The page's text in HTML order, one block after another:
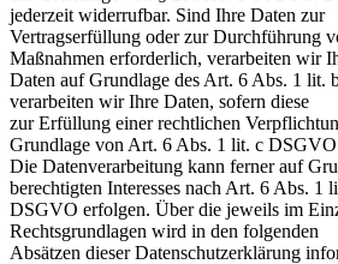
jederzeit widerrufbar. Sind Ihre Daten zur
Vertragserfüllung oder zur Durchführung
Maßnahmen erforderlich, verarbeiten wir
Daten auf Grundlage des Art. 6 Abs. 1 lit.
verarbeiten wir Ihre Daten, sofern diese
zur Erfüllung einer rechtlichen
Grundlage von Art. 6 Abs. 1 lit. c
Die Datenverarbeitung kann ferner auf
berechtigten Interesses nach Art. 6 Abs. 1
DSGVO erfolgen. Über die jeweils im
Rechtsgrundlagen wird in den folgenden
Absätzen dieser Datenschutzerklärung